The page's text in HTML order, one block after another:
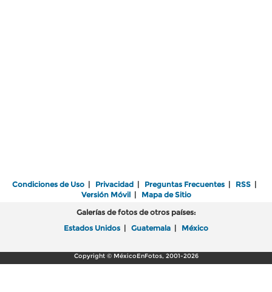
Condiciones de Uso | Privacidad | Preguntas Frecuentes | RSS |
Versión Móvil| Mapa de Sitio
Galerías de fotos de otros países:
Estados Unidos | Guatemala | México
Copyright © MéxicoEnFotos, 2001-2026